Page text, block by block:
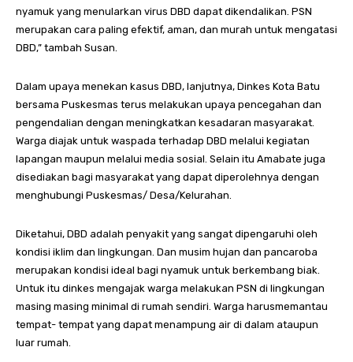
nyamuk yang menularkan virus DBD dapat dikendalikan. PSN
merupakan cara paling efektif, aman, dan murah untuk mengatasi
DBD,” tambah Susan.
Dalam upaya menekan kasus DBD, lanjutnya, Dinkes Kota Batu
bersama Puskesmas terus melakukan upaya pencegahan dan
pengendalian dengan meningkatkan kesadaran masyarakat.
Warga diajak untuk waspada terhadap DBD melalui kegiatan
lapangan maupun melalui media sosial. Selain itu Amabate juga
disediakan bagi masyarakat yang dapat diperolehnya dengan
menghubungi Puskesmas/ Desa/Kelurahan.
Diketahui, DBD adalah penyakit yang sangat dipengaruhi oleh
kondisi iklim dan lingkungan. Dan musim hujan dan pancaroba
merupakan kondisi ideal bagi nyamuk untuk berkembang biak.
Untuk itu dinkes mengajak warga melakukan PSN di lingkungan
masing masing minimal di rumah sendiri. Warga harusmemantau
tempat- tempat yang dapat menampung air di dalam ataupun
luar rumah.